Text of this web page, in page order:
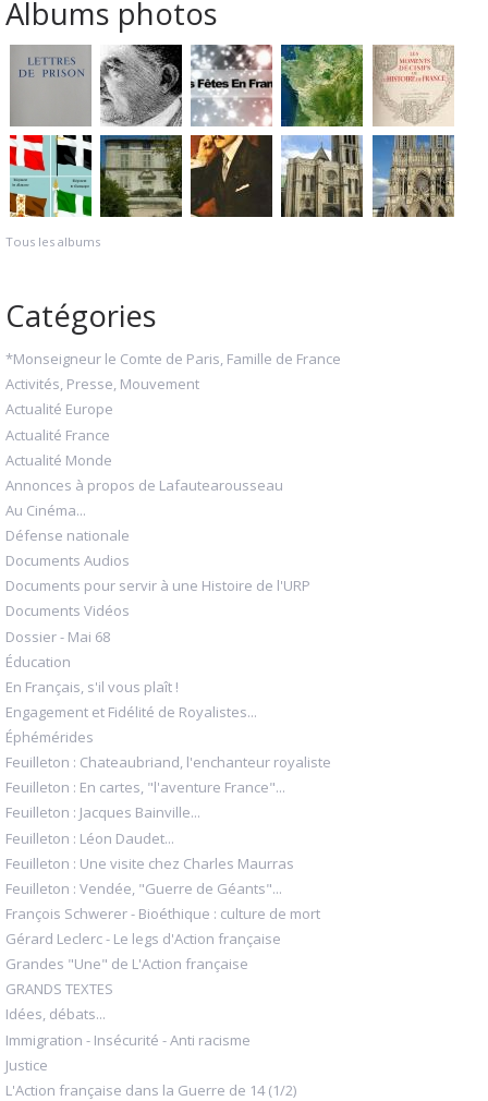
Albums photos
Tous les albums
Catégories
*Monseigneur le Comte de Paris, Famille de France
Activités, Presse, Mouvement
Actualité Europe
Actualité France
Actualité Monde
Annonces à propos de Lafautearousseau
Au Cinéma...
Défense nationale
Documents Audios
Documents pour servir à une Histoire de l'URP
Documents Vidéos
Dossier - Mai 68
Éducation
En Français, s'il vous plaît !
Engagement et Fidélité de Royalistes...
Éphémérides
Feuilleton : Chateaubriand, l'enchanteur royaliste
Feuilleton : En cartes, "l'aventure France"...
Feuilleton : Jacques Bainville...
Feuilleton : Léon Daudet...
Feuilleton : Une visite chez Charles Maurras
Feuilleton : Vendée, "Guerre de Géants"...
François Schwerer - Bioéthique : culture de mort
Gérard Leclerc - Le legs d'Action française
Grandes "Une" de L'Action française
GRANDS TEXTES
Idées, débats...
Immigration - Insécurité - Anti racisme
Justice
L'Action française dans la Guerre de 14 (1/2)